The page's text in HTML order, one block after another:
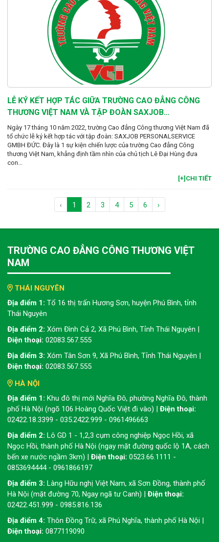
LỄ KÝ KẾT HỢP TÁC GIỮA TRƯỜNG CAO ĐẲNG CÔNG
THƯƠNG VIỆT NAM VÀ TẬP ĐOÀN SAXJOB
PERSONALSERVICE GMBH ĐỨC
Ngày 17 tháng 10 năm 2022, trường Cao đẳng Công thương Việt Nam đã
tổ chức lễ ký kết hợp tác với tập đoàn: SAXJOB PERSONALSERVICE
GMBH ĐỨC. Đây là 1 sự kiện chiến lược của trường Cao đẳng Công
thương Việt Nam, khẳng định tầm nhìn của chủ tịch Lê Đại Hùng đưa
con...
[+]CHI TIẾT
‹ 1 2 3 4 5 6 ›
TRƯỜNG CAO ĐẲNG CÔNG THƯƠNG VIỆT
NAM
THÁI NGUYÊN
Địa điểm 1: Tổ 16 thị trấn Hương Sơn, huyện Phú Bình, tỉnh
Thái Nguyên
Địa điểm 2: Xóm Đình Cả 2, Xã Phú Bình, Tỉnh Thái Nguyên |
Điện thoại: 02083.567.555
Địa điểm 3: Xóm Tân Sơn 9, Xã Phú Bình, Tỉnh Thái Nguyên |
Điện thoại: 02083.567.555
HÀ NỘI
Địa điểm 1: Khu đô thị mới Nghĩa Đô, phường Nghĩa Đô, thành
phố Hà Nội (ngõ 106 Hoàng Quốc Việt đi vào) | Điện thoại:
02422.18.3399 - 035.2422.999 - 0961496663
Địa điểm 2: Lô GD 1 - 1,2,3 cụm công nghiệp Ngọc Hồi, xã
Ngọc Hồi, thành phố Hà Nội (ngay mặt đường quốc lộ 1A, cách
bến xe nước ngầm 3km) | Điện thoại: 0523.66.1111 -
0853694444 - 0961866197
Địa điểm 3: Làng Hữu nghị Việt Nam, xã Sơn Đồng, thành phố
Hà Nội (mặt đường 70, Ngay ngã tư Canh) | Điện thoại:
02422.451.999 - 0985.816.136
Địa điểm 4: Thôn Đồng Trữ, xã Phú Nghĩa, thành phố Hà Nội |
Điện thoại: 0877119090